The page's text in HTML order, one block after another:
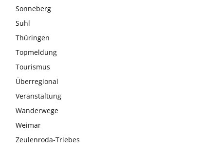
Sonneberg
Suhl
Thüringen
Topmeldung
Tourismus
Überregional
Veranstaltung
Wanderwege
Weimar
Zeulenroda-Triebes